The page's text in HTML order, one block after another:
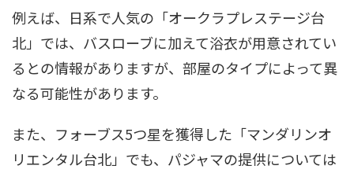
例えば、日系で人気の「オークラプレステージ台
北」では、バスローブに加えて浴衣が用意されてい
るとの情報がありますが、部屋のタイプによって異
なる可能性があります。
また、フォーブス5つ星を獲得した「マンダリンオ
リエンタル台北」でも、パジャマの提供については